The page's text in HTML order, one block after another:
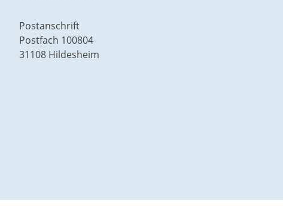
Postanschrift
Postfach 100804
31108 Hildesheim